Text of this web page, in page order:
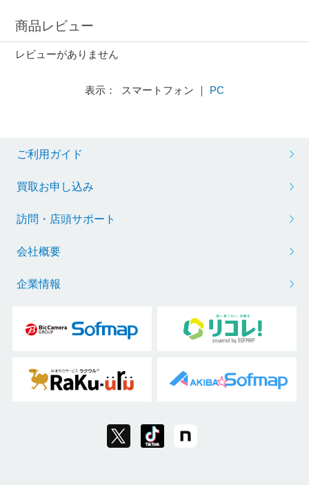
商品レビュー
レビューがありません
表示： スマートフォン ｜ PC
ご利用ガイド
買取お申し込み
訪問・店頭サポート
会社概要
企業情報